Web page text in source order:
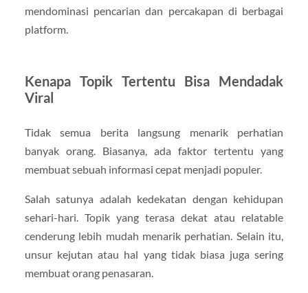
mendominasi pencarian dan percakapan di berbagai
platform.
Kenapa Topik Tertentu Bisa Mendadak
Viral
Tidak semua berita langsung menarik perhatian
banyak orang. Biasanya, ada faktor tertentu yang
membuat sebuah informasi cepat menjadi populer.
Salah satunya adalah kedekatan dengan kehidupan
sehari-hari. Topik yang terasa dekat atau relatable
cenderung lebih mudah menarik perhatian. Selain itu,
unsur kejutan atau hal yang tidak biasa juga sering
membuat orang penasaran.